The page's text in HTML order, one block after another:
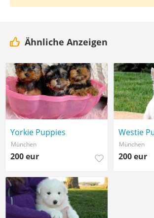
Ähnliche Anzeigen
Yorkie Puppies
München
200 eur
Westie
München
200 eur